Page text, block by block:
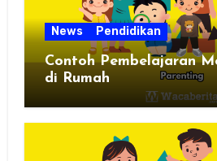
News Pendidikan
Contoh Pembelajaran
di Rumah